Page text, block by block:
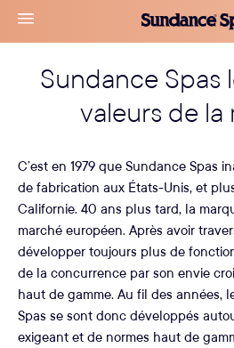
Accéder
navigation
menu
Sundance
Spas
Sundance Spas
valeurs de la
C’est en 1979 que Sundance Spas
de fabrication aux États-Unis, et
Californie. 40 ans plus tard, la
marché européen. Après avoir
développer toujours plus de
de la concurrence par son envie
haut de gamme. Au fil des années,
Spas se sont donc développés
exigeant et de normes haut de